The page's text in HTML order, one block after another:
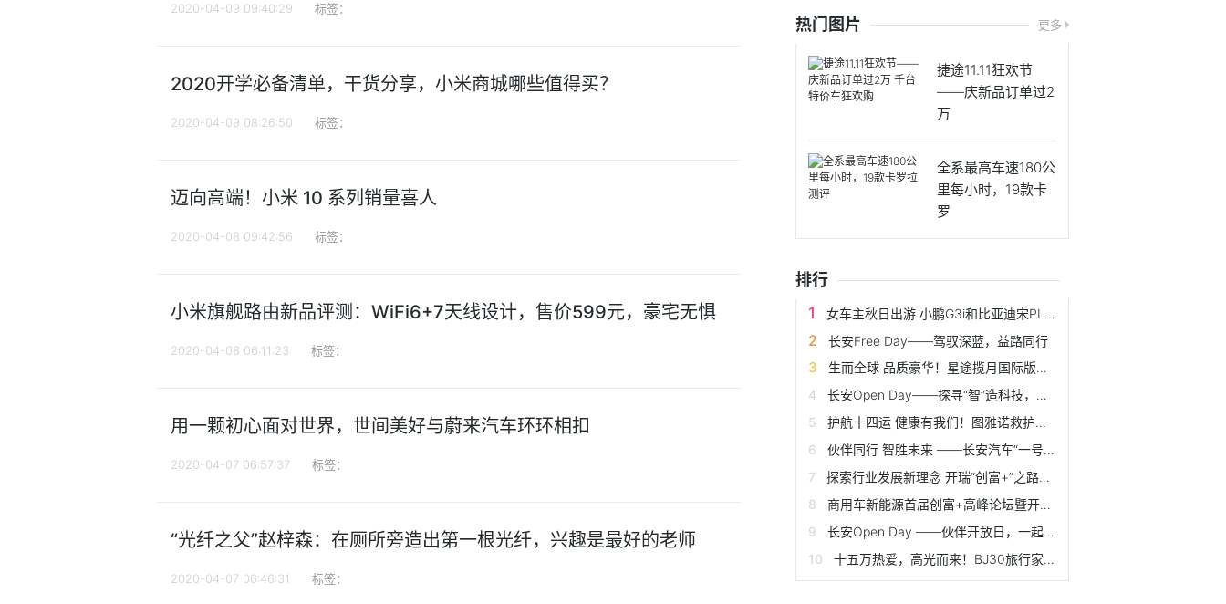
2020-04-09 09:40:29 标签：
2020开学必备清单，干货分享，小米商城哪些值得买？
2020-04-09 08:26:50 标签：
迈向高端！小米 10 系列销量喜人
2020-04-08 09:42:56 标签：
小米旗舰路由新品评测：WiFi6+7天线设计，售价599元，豪宅无惧
2020-04-08 06:11:23 标签：
用一颗初心面对世界，世间美好与蔚来汽车环环相扣
2020-04-07 06:57:37 标签：
“光纤之父”赵梓森：在厕所旁造出第一根光纤，兴趣是最好的老师
2020-04-07 06:46:31 标签：
热门图片 更多
捷途11.11狂欢节
——庆新品订单过2
万
全系最高车速180公
里每小时，19款卡
罗
排行
女车主秋日出游 小鹏G3i和比亚迪宋PLUS谁更香
长安Free Day——驾驭深蓝，益路同行
生而全球 品质豪华！星途揽月国际版刷新高端舒适出行新标杆
长安Open Day——探寻“智”造科技，伙伴携手同行
护航十四运 健康有我们！图雅诺救护车300+小时不间断保障
伙伴同行 智胜未来 ——长安汽车“一号工程“客户服务竞赛
探索行业发展新理念 开瑞“创富+”之路越走越宽
商用车新能源首届创富+高峰论坛暨开瑞小象EV上市圆满落幕
长安Open Day ——伙伴开放日，一起向美好
十五万热爱，高光而来！BJ30旅行家高光版上市，全系享超级置换3万补贴6.99万起